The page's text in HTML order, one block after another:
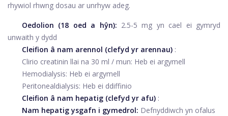
rhywiol rhwng dosau ar unrhyw adeg.
Oedolion (18 oed a hŷn): 2.5-5 mg yn cael ei gymryd
unwaith y dydd
Cleifion â nam arennol (clefyd yr arennau) :
Clirio creatinin llai na 30 ml / mun: Heb ei argymell
Hemodialysis: Heb ei argymell
Peritonealdialysis: Heb ei ddiffinio
Cleifion â nam hepatig (clefyd yr afu) :
Nam hepatig ysgafn i gymedrol: Defnyddiwch yn ofalus